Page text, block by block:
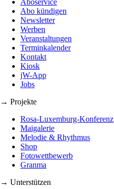
Aboservice
Abo kündigen
Newsletter
Werben
Veranstaltungen
Terminkalender
Kontakt
Kiosk
jW-App
Jobs
→ Projekte
Rosa-Luxemburg-Konferenz
Maigalerie
Melodie & Rhythmus
Shop
Fotowettbewerb
Granma
→ Unterstützen